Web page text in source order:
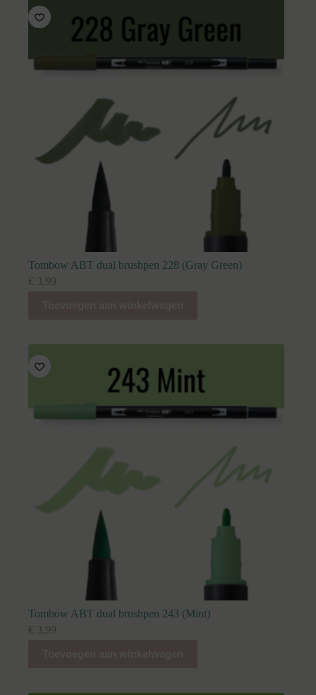
Tombow ABT dual brushpen 228 (Gray Green)
€ 3,99
Tombow ABT dual brushpen 243 (Mint)
€ 3,99